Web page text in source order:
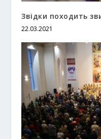
Звідки походить
22.03.2021